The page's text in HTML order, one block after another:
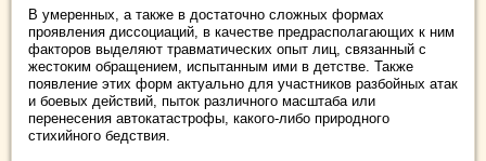
В умеренных, а также в достаточно сложных формах
проявления диссоциаций, в качестве предрасполагающих к ним
факторов выделяют травматических опыт лиц, связанный с
жестоким обращением, испытанным ими в детстве. Также
появление этих форм актуально для участников разбойных атак
и боевых действий, пыток различного масштаба или
перенесения автокатастрофы, какого-либо природного
стихийного бедствия.